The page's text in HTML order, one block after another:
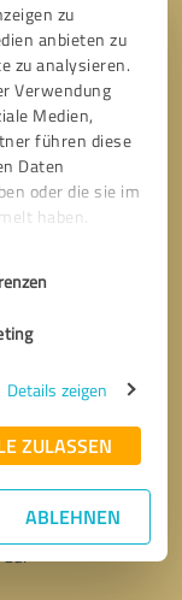
zu
anbieten zu
zu analysieren.
Verwendung
Medien,
führen diese
Daten
oder die sie im
haben.
Details zeigen
ZULASSEN
ABLEHNEN
Angaben
zu.